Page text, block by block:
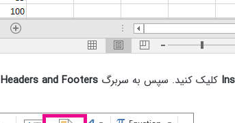
کلیک کنید. سپس به سربرگ Headers and Footers